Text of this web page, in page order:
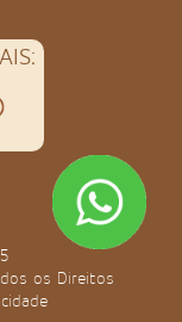
os Direitos